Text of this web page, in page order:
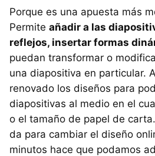
Porque es una apuesta más
Permite añadir a las
reflejos, insertar formas
puedan transformar o
una diapositiva en particular.
renovado los diseños para
diapositivas al medio en el
o el tamaño de papel de
da para cambiar el diseño
minutos hace que podamos